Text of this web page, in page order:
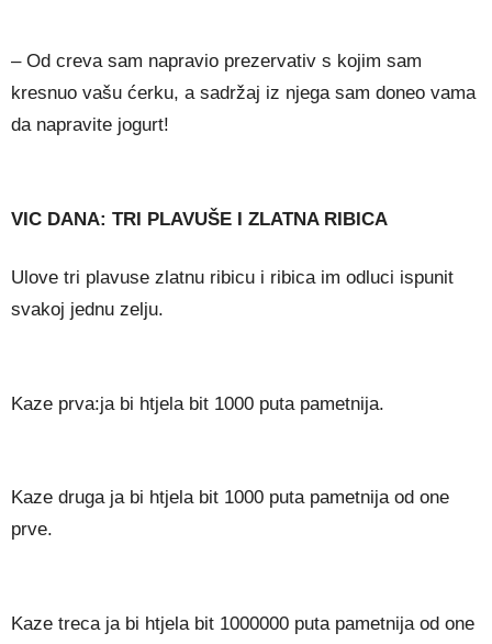
– Od creva sam napravio prezervativ s kojim sam
kresnuo vašu ćerku, a sadržaj iz njega sam doneo vama
da napravite jogurt!
VIC DANA: TRI PLAVUŠE I ZLATNA RIBICA
Ulove tri plavuse zlatnu ribicu i ribica im odluci ispunit
svakoj jednu zelju.
Kaze prva:ja bi htjela bit 1000 puta pametnija.
Kaze druga ja bi htjela bit 1000 puta pametnija od one
prve.
Kaze treca ja bi htjela bit 1000000 puta pametnija od one